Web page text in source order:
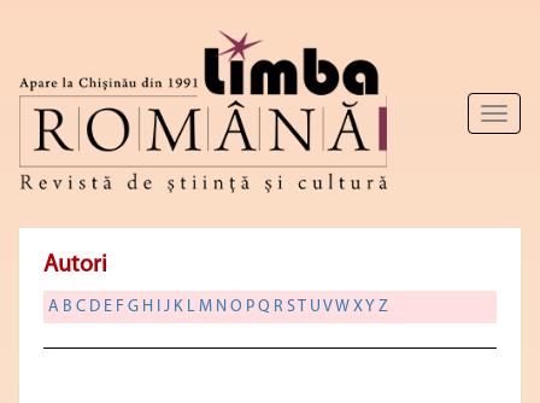
Toggle
Autori
A B C D E F G H I J K L M N O P Q R S T U VW X Y Z